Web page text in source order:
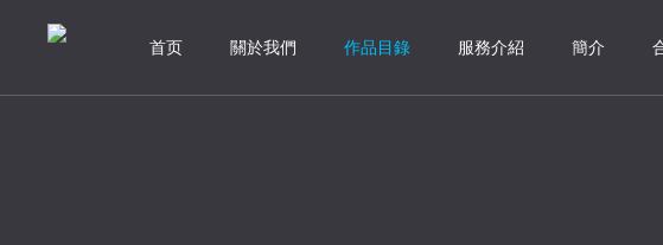
首页 關於我們 作品目錄 服務介紹 簡介